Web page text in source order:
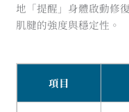
地「提醒」身體啟動修
肌腱的強度與穩定性。
項目